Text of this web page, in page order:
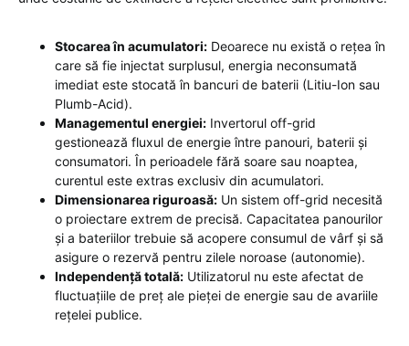
Stocarea în acumulatori: Deoarece nu există o rețea în
care să fie injectat surplusul, energia neconsumată
imediat este stocată în bancuri de baterii (Litiu-Ion sau
Plumb-Acid).
Managementul energiei: Invertorul off-grid
gestionează fluxul de energie între panouri, baterii și
consumatori. În perioadele fără soare sau noaptea,
curentul este extras exclusiv din acumulatori.
Dimensionarea riguroasă: Un sistem off-grid necesită
o proiectare extrem de precisă. Capacitatea panourilor
și a bateriilor trebuie să acopere consumul de vârf și să
asigure o rezervă pentru zilele noroase (autonomie).
Independență totală: Utilizatorul nu este afectat de
fluctuațiile de preț ale pieței de energie sau de avariile
rețelei publice.